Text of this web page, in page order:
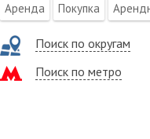
Аренда Покупка
Поиск по округам
Поиск по метро